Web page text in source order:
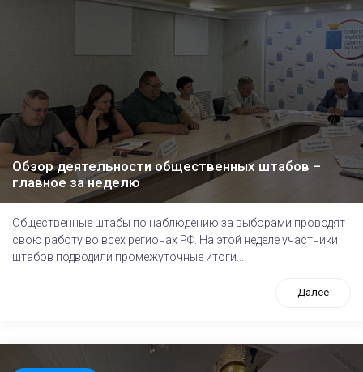
Обзор деятельности общественных штабов –
главное за неделю
Общественные штабы по наблюдению за выборами проводят
свою работу во всех регионах РФ. На этой неделе участники
штабов подводили промежуточные итоги...
Далее